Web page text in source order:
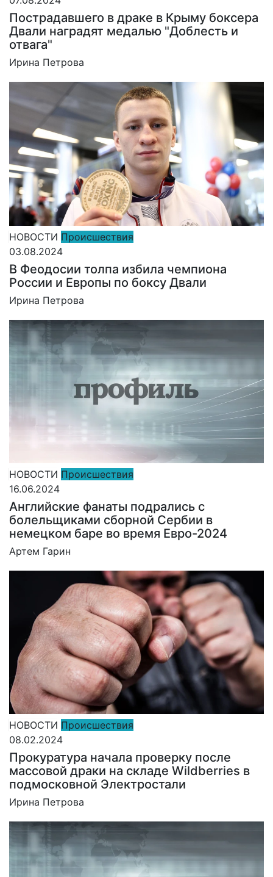
Пострадавшего в драке в Крыму боксера
Двали наградят медалью "Доблесть и
отвага"
Ирина Петрова
НОВОСТИ Происшествия
03.08.2024
В Феодосии толпа избила чемпиона
России и Европы по боксу Двали
Ирина Петрова
НОВОСТИ Происшествия
16.06.2024
Английские фанаты подрались с
болельщиками сборной Сербии в
немецком баре во время Евро-2024
Артем Гарин
НОВОСТИ Происшествия
08.02.2024
Прокуратура начала проверку после
массовой драки на складе Wildberries в
подмосковной Электростали
Ирина Петрова